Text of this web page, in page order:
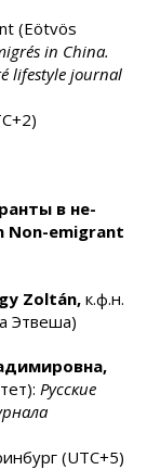
(Eötvös
in China.
lifestyle journal
в не-
Non-emigrant
Zoltán, к.ф.н.
Этвеша)
Русские